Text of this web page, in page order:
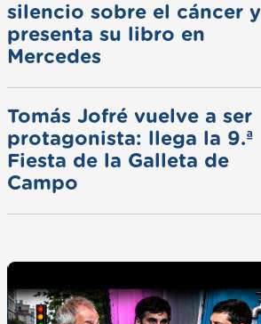
silencio sobre el cáncer y
presenta su libro en
Mercedes
Tomás Jofré vuelve a ser
protagonista: llega la 9.ª
Fiesta de la Galleta de
Campo